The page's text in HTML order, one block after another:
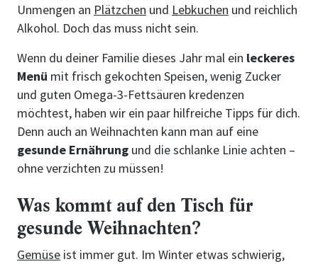
Unmengen an Plätzchen und Lebkuchen und reichlich
Alkohol. Doch das muss nicht sein.
Wenn du deiner Familie dieses Jahr mal ein leckeres
Menü mit frisch gekochten Speisen, wenig Zucker
und guten Omega-3-Fettsäuren kredenzen
möchtest, haben wir ein paar hilfreiche Tipps für dich.
Denn auch an Weihnachten kann man auf eine
gesunde Ernährung und die schlanke Linie achten –
ohne verzichten zu müssen!
Was kommt auf den Tisch für
gesunde Weihnachten?
Gemüse ist immer gut. Im Winter etwas schwierig,